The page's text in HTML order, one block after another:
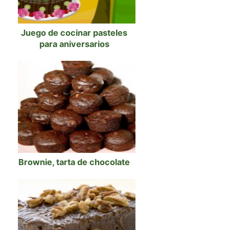
Juego de cocinar pasteles
para aniversarios
Brownie, tarta de chocolate